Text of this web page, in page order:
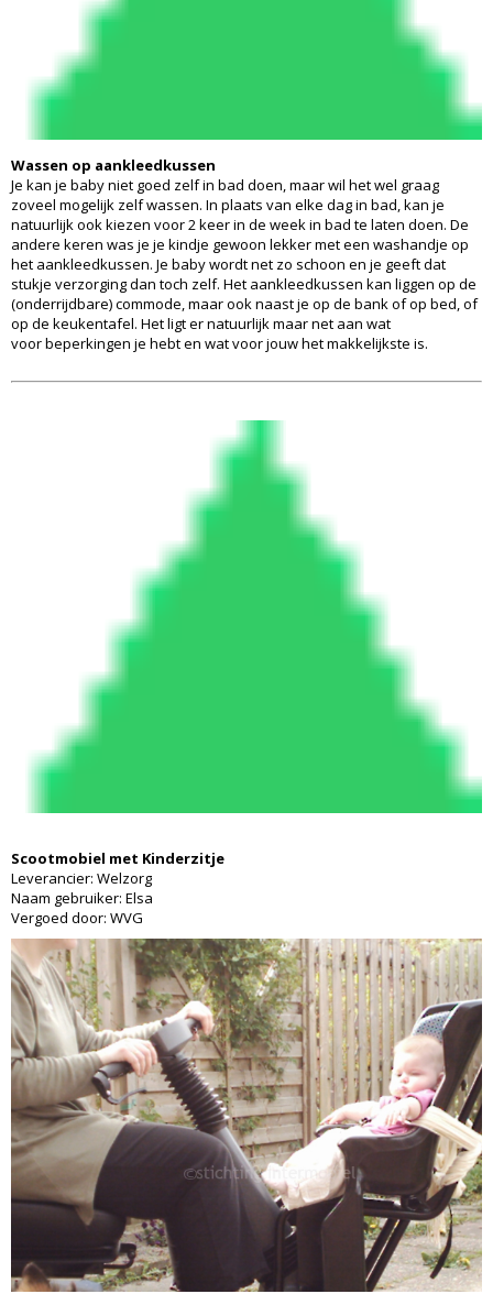
Wassen op aankleedkussen
Je kan je baby niet goed zelf in bad doen, maar wil het wel graag
zoveel mogelijk zelf wassen. In plaats van elke dag in bad, kan je
natuurlijk ook kiezen voor 2 keer in de week in bad te laten doen. De
andere keren was je je kindje gewoon lekker met een washandje op
het aankleedkussen. Je baby wordt net zo schoon en je geeft dat
stukje verzorging dan toch zelf. Het aankleedkussen kan liggen op de
(onderrijdbare) commode, maar ook naast je op de bank of op bed, of
op de keukentafel. Het ligt er natuurlijk maar net aan wat
voor beperkingen je hebt en wat voor jouw het makkelijkste is.
Scootmobiel met Kinderzitje
Leverancier: Welzorg
Naam gebruiker: Elsa
Vergoed door: WVG